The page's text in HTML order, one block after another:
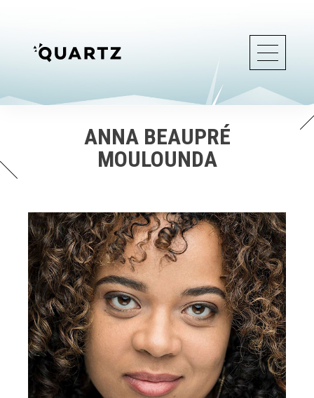
ANNA BEAUPRÉ
MOULOUNDA